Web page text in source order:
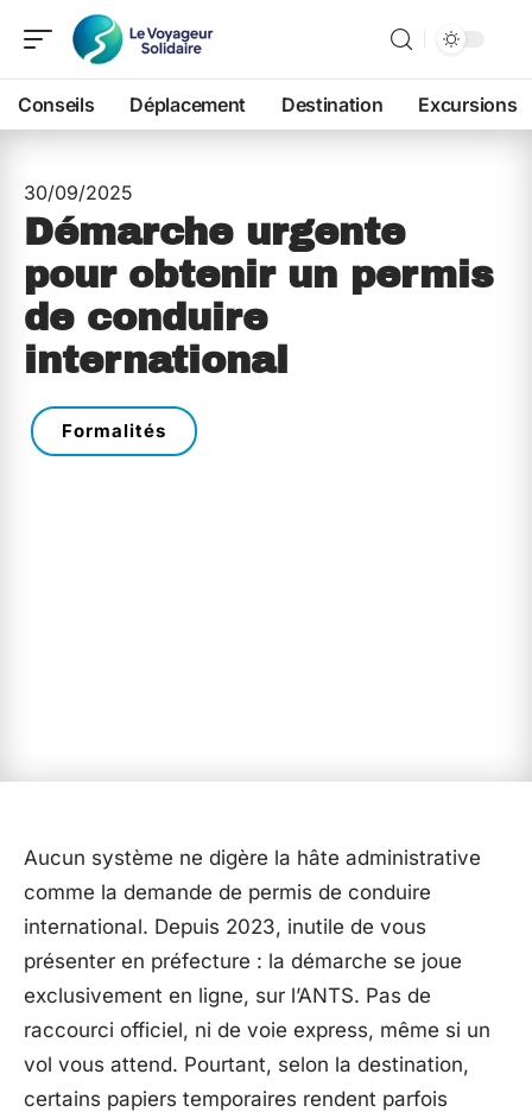
Conseils Déplacement Destination Excursions
30/09/2025
Démarche urgente
pour obtenir un permis
de conduire
international
Formalités
Aucun système ne digère la hâte administrative
comme la demande de permis de conduire
international. Depuis 2023, inutile de vous
présenter en préfecture : la démarche se joue
exclusivement en ligne, sur l’ANTS. Pas de
raccourci officiel, ni de voie express, même si un
vol vous attend. Pourtant, selon la destination,
certains papiers temporaires rendent parfois